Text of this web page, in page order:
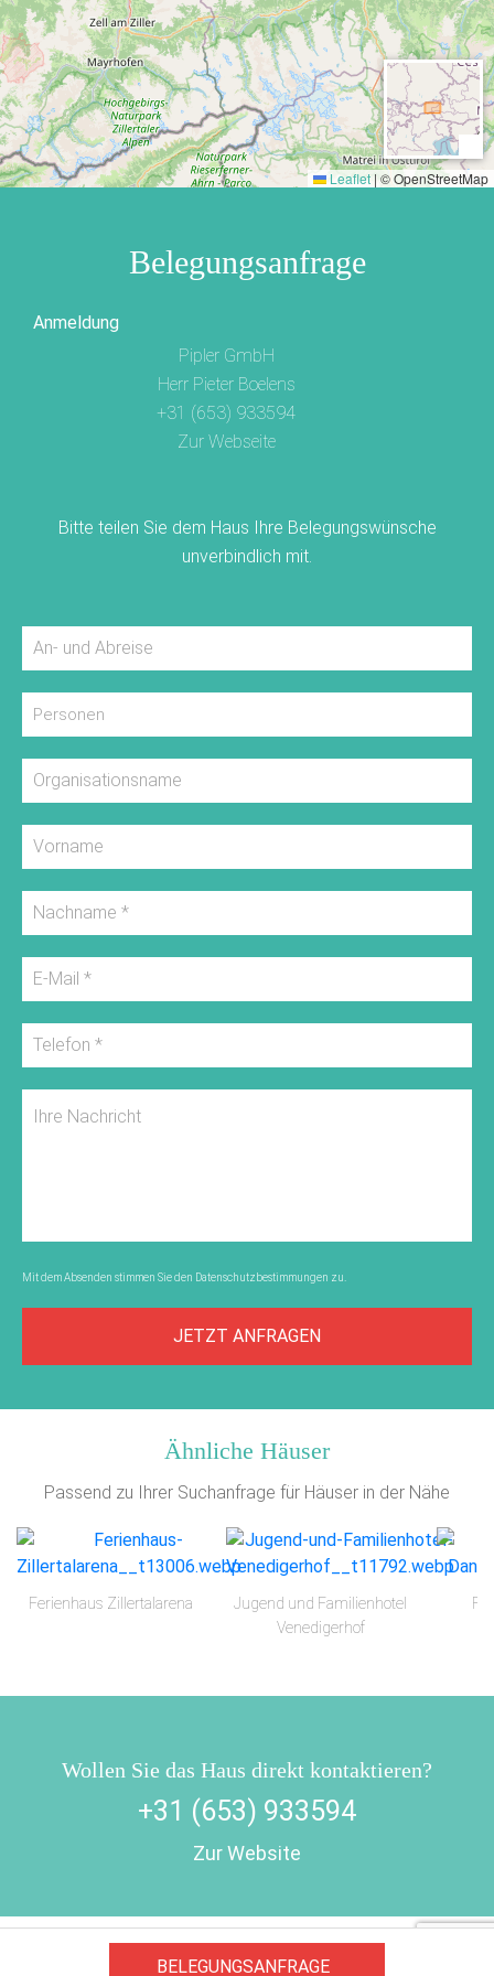
Nacht von 25 Euro (Nebensaison) bis 62 Euro
(Hochsaison Winter). In der Hochsaison Winter (Januar -
März) und Hochsaison Sommer können Sie nur ganze
Wochen (Samstag bis Samstag) buchen. In der
Zwischensaison können Sie auch einen kürzeren
Aufenthalt von mindestens 3 Nächten buchen.
Leaflet | © OpenStreetMap
Belegungsanfrage
Anmeldung
Pipler GmbH
Herr Pieter Boelens
+31 (653) 933594
Zur Webseite
Bitte teilen Sie dem Haus Ihre Belegungswünsche
unverbindlich mit.
Mit dem Absenden stimmen Sie den Datenschutzbestimmungen zu.
JETZT ANFRAGEN
Ähnliche Häuser
Passend zu Ihrer Suchanfrage für Häuser in der Nähe
Ferienhaus Zillertalarena
Jugend und Familienhotel
Venedigerhof
Wollen Sie das Haus direkt kontaktieren?
+31 (653) 933594
Zur Website
BELEGUNGSANFRAGE
Impressum AGB/Datenschutz Kontakt